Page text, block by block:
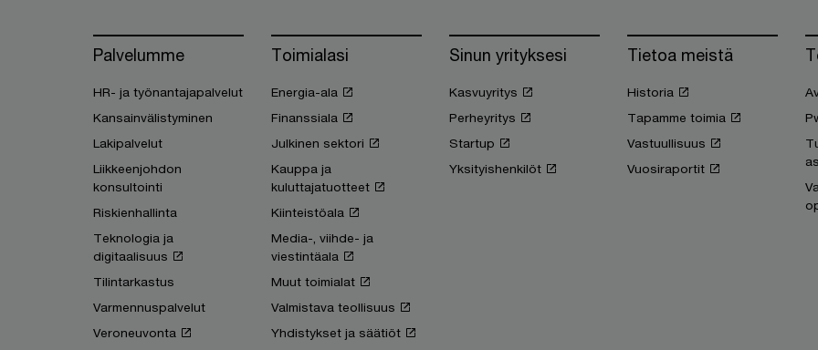
Palvelumme
HR- ja työnantajapalvelut
Kansainvälistyminen
Lakipalvelut
Liikkeenjohdon
konsultointi
Riskienhallinta
Teknologia ja
digitaalisuus
Tilintarkastus
Varmennuspalvelut
Veroneuvonta
Toimialasi
Energia-ala
Finanssiala
Julkinen sektori
Kauppa ja
kuluttajatuotteet
Kiinteistöala
Media-, viihde- ja
viestintäala
Muut toimialat
Valmistava teollisuus
Yhdistykset ja säätiöt
Sinun yrityksesi
Kasvuyritys
Perheyritys
Startup
Yksityishenkilöt
Tietoa meistä
Historia
Tapamme toimia
Vastuullisuus
Vuosiraportit